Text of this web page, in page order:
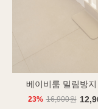
베이비룸 밀림방지
23% 16,900원